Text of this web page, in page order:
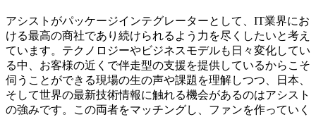
アシストがパッケージインテグレーターとして、IT業界にお
ける最高の商社であり続けられるよう力を尽くしたいと考え
ています。テクノロジーやビジネスモデルも日々変化してい
る中、お客様の近くで伴走型の支援を提供しているからこそ
伺うことができる現場の生の声や課題を理解しつつ、日本、
そして世界の最新技術情報に触れる機会があるのはアシスト
の強みです。この両者をマッチングし、ファンを作っていく